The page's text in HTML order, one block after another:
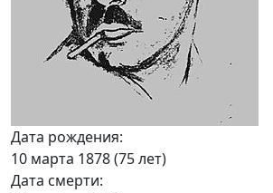
Дата рождения:
10 марта 1878 (75 лет)
Дата смерти: